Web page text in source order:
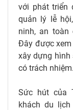
với phát triển
quản lý lễ
ninh, an toàn
Đây được
xây dựng hình
có trách nhiệm.
Sức hút của
khách du